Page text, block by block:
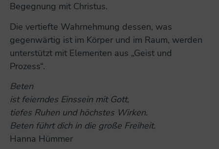
Begegnung mit Christus.
Die vertiefte Wahrnehmung dessen, was
gegenwärtig ist im Körper und im Raum, werden
unterstützt mit Elementen aus „Geist und
Prozess“.
Beten
ist feierndes Einssein mit Gott,
tiefes Ruhen und höchstes Wirken.
Beten führt dich in die große Freiheit.
Hanna Hümmer